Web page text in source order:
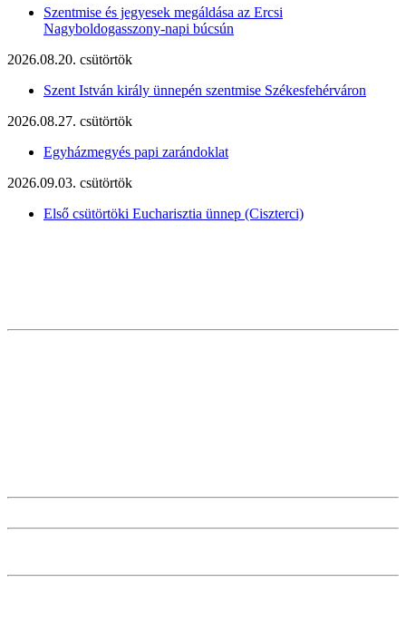
Szentmise és jegyesek megáldása az Ercsi
Nagyboldogasszony-napi búcsún
2026.08.20. csütörtök
Szent István király ünnepén szentmise Székesfehérváron
2026.08.27. csütörtök
Egyházmegyés papi zarándoklat
2026.09.03. csütörtök
Első csütörtöki Eucharisztia ünnep (Ciszterci)